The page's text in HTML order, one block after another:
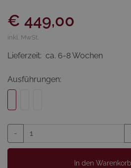
€ 449,00
inkl. MwSt.
Lieferzeit: ca. 6-8 Wochen
Ausführungen:
-
In den Warenkorb